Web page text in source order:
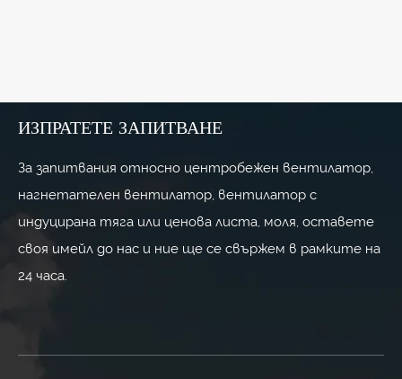
ИЗПРАТЕТЕ ЗАПИТВАНЕ
За запитвания относно центробежен вентилатор,
нагнетателен вентилатор, вентилатор с
индуцирана тяга или ценова листа, моля, оставете
своя имейл до нас и ние ще се свържем в рамките на
24 часа.